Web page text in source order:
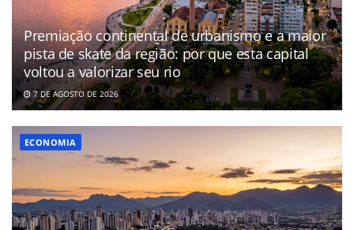
Premiação continental de urbanismo e a maior
pista de skate da região: por que esta capital
voltou a valorizar seu rio
7 DE AGOSTO DE 2026
ECONOMIA